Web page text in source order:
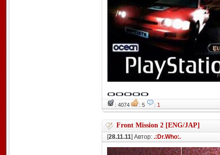
: 4074 : 5 : 1
Front Mission 2 [ENG/JAP]
[28.11.11] Автор: .:Dr.Who:.